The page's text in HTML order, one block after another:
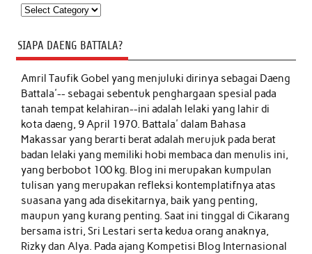
Kategori
SIAPA DAENG BATTALA?
Amril Taufik Gobelyang menjuluki dirinya sebagai Daeng
Battala'-- sebagai sebentuk penghargaan spesial pada
tanah tempat kelahiran--ini adalah lelaki yang lahir di
kota daeng, 9 April 1970. Battala' dalam Bahasa
Makassar yang berarti berat adalah merujuk pada berat
badan lelaki yang memiliki hobi membaca dan menulis ini,
yang berbobot 100 kg. Blog ini merupakan kumpulan
tulisan yang merupakan refleksi kontemplatifnya atas
suasana yang ada disekitarnya, baik yang penting,
maupun yang kurang penting. Saat ini tinggal di Cikarang
bersama istri, Sri Lestari serta kedua orang anaknya,
Rizky dan Alya. Pada ajang Kompetisi Blog Internasional